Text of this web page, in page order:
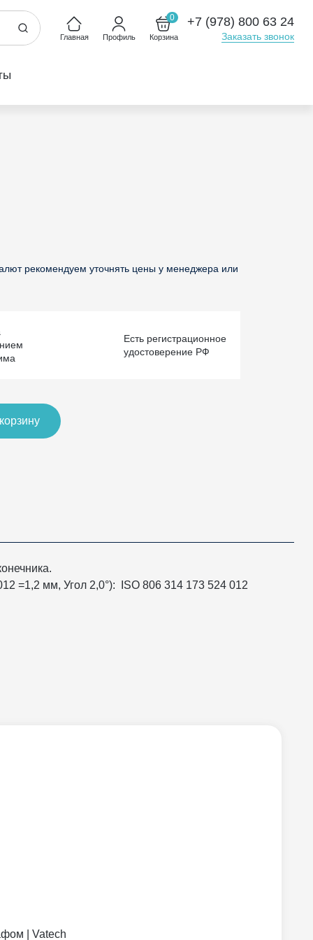
Главная Профиль
0
Корзина
+7 (978) 800 63 24
Заказать звонок
рекомендуем уточнять цены у менеджера или
Есть регистрационное
удостоверение РФ
=1,2 мм, Угол 2,0°): ISO 806 314 173 524 012
| Vatech